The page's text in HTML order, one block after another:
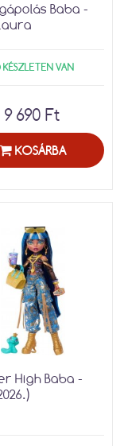
Baba -
KÉSZLETEN VAN
9 690 Ft
KOSÁRBA
High Baba -